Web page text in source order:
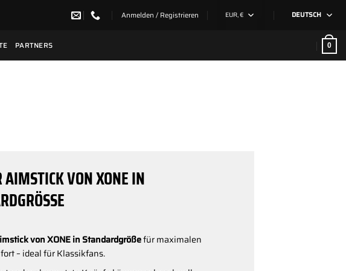
Anmelden / Registrieren EUR, € DEUTSCH
PARTNERS 0
AIMSTICK VON XONE IN
von XONE in Standardgrößefür maximalen
– ideal für Klassikfans.